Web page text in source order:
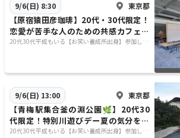
9/6(日) 8:30 東京都
【原宿猿田彦珈琲】20代・30代限定！
恋愛が苦手な人のための共感カフェト
ーク会・席移動自由で友達もできる朝
20代30代平成もいる【お笑い養成所出身】参加しや
9/6(日) 13:00 東京都
【青梅駅集合釜の淵公園🌿】20代30
代限定！特別川遊びデー夏の気分を満
喫しよう
20代30代平成もいる【お笑い養成所出身】参加しや